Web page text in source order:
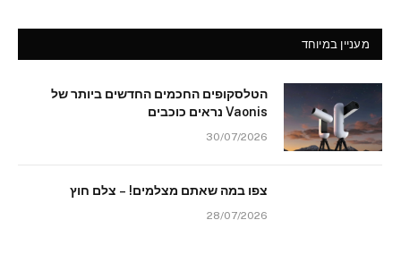
מעניין במיוחד
הטלסקופים החכמים החדשים ביותר של
Vaonis נראים כוכבים
30/07/2026
צפו במה שאתם מצלמים! – צלם חוץ
28/07/2026